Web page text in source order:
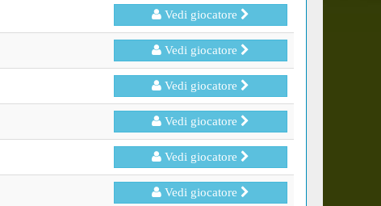
Vedi giocatore
Vedi giocatore
Vedi giocatore
Vedi giocatore
Vedi giocatore
Vedi giocatore